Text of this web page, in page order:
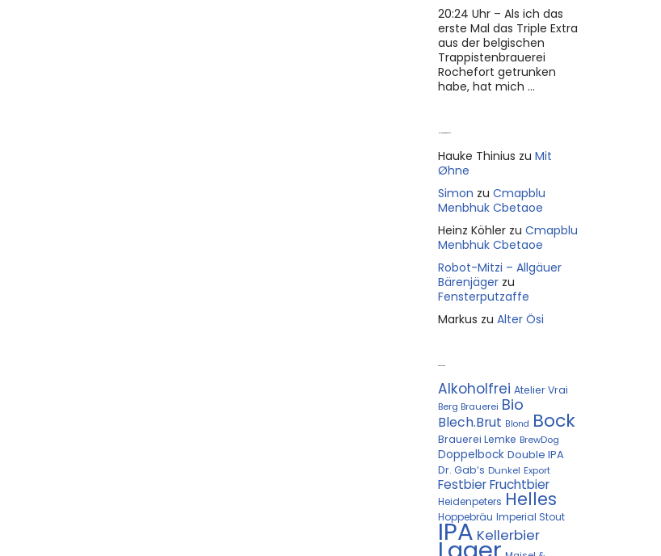
20:24 Uhr – Als ich das
erste Mal das Triple Extra
aus der belgischen
Trappistenbrauerei
Rochefort getrunken
habe, hat mich …
Hauke Thinius zu Mit
Øhne
Simon zu Cmapblu
Menbhuk Cbetaoe
Heinz Köhler zu Cmapblu
Menbhuk Cbetaoe
Robot-Mitzi – Allgäuer
Bärenjäger zu
Fensterputzaffe
Markus zu Alter Ösi
Alkoholfrei Atelier Vrai
Berg Brauerei Bio
Blech.Brut Blond Bock
Brauerei Lemke BrewDog
Doppelbock Double IPA
Dr. Gab‘s Dunkel Export
FestbierFruchtbier
Heidenpeters Helles
Hoppebräu Imperial Stout
IPA Kellerbier